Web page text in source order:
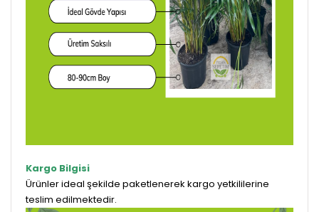
Kargo Bilgisi
Ürünler ideal şekilde paketlenerek kargo yetkililerine
teslim edilmektedir.